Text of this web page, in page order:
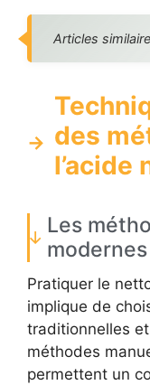
Articles
des
l’acide
Les
Pratiquer le
implique de
traditionnelles
méthodes
permettent un